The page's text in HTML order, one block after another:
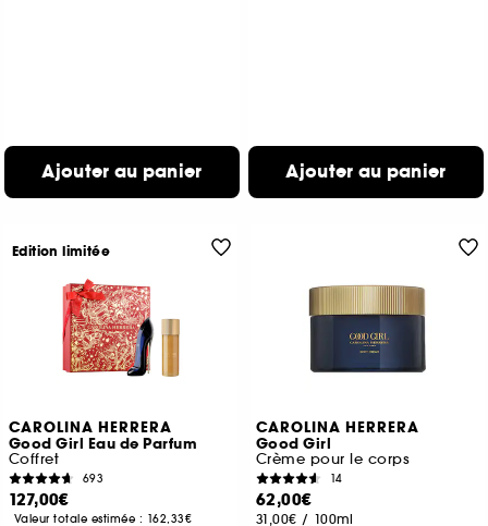
Ajouter au panier Ajouter au panier
CAROLINA HERRERA
Good Girl Eau de Parfum
Coffret
693
127,00€
Valeur totale estimée : 162,33€
Edition limitée
CAROLINA HERRERA
Good Girl
Crème pour le corps
14
62,00€
31,00€ / 100ml